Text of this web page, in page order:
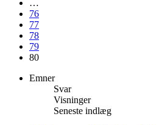
…
76
77
78
79
80
Emner
Svar
Visninger
Seneste indlæg